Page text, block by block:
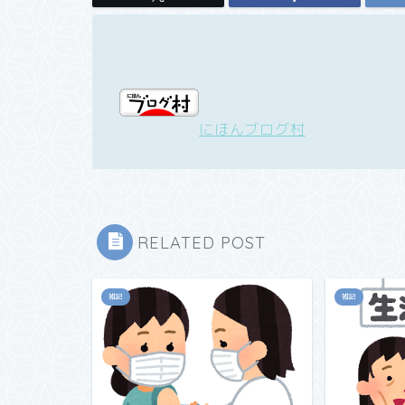
にほんブログ村
RELATED POST
雑記 雑記